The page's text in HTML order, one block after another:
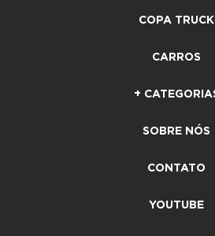
COPA TRUCK
CARROS
+
SOBRE NÓS
CONTATO
YOUTUBE